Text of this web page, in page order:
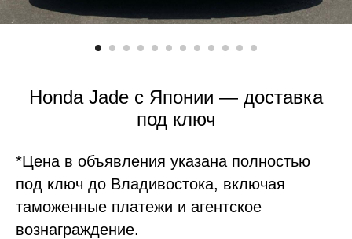
Honda Jade с Японии — доставка
под ключ
*Цена в объявления указана полностью
под ключ до Владивостока, включая
таможенные платежи и агентское
вознаграждение.